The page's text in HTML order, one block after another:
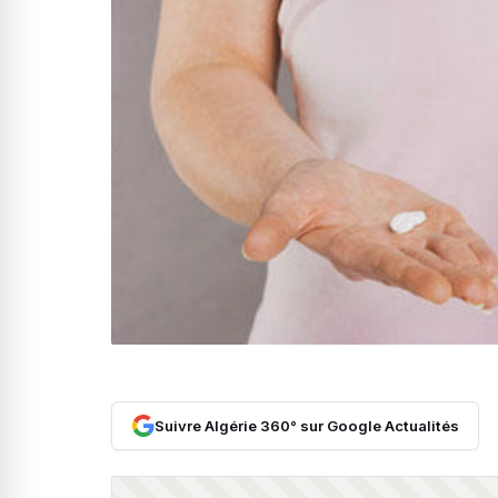
Suivre Algérie 360° sur Google Actualités